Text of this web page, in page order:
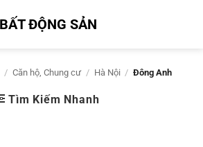
BẤT ĐỘNG SẢN
/ Căn hộ, Chung cư / Hà Nội / Đông Anh
Tìm Kiếm Nhanh